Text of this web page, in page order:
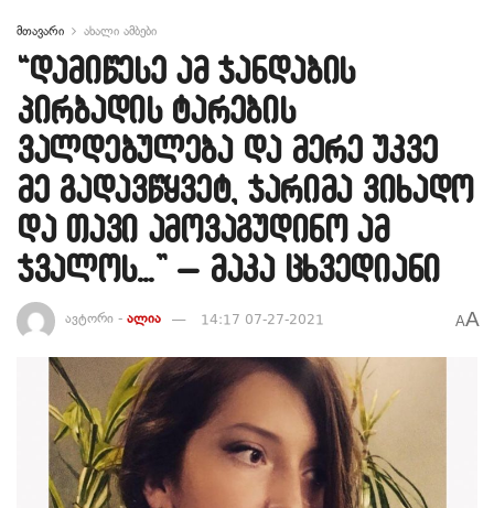
მთავარი ახალი ამბები
“დამიწესე ამ ჯანდაბის
პირბადის ტარების
ვალდებულება და მერე უკვე
მე გადავწყვეტ, ჯარიმა ვიხადო
და თავი ამოვაგუდინო ამ
ჯვალოს…” – მაკა ცხვედიანი
ავტორი - ალია 14:17 07-27-2021 AA